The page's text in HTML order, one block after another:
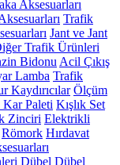
Aksesuarları
Trafik
Jant ve Jant
Trafik Ürünleri
Bidonu Acil Çıkış
Lamba Trafik
Kaydırıcılar Ölçüm
Paleti Kışlık Set
Zinciri Elektrikli
Römork Hırdavat
Dübel Dübel